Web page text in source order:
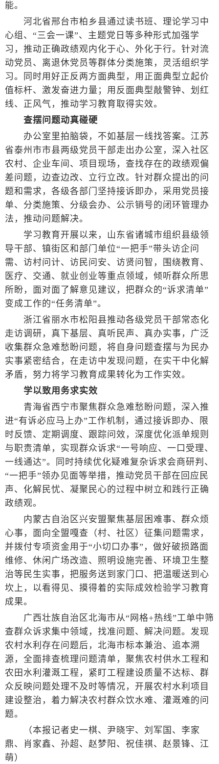
能。
河北省邢台市柏乡县通过读书班、理论学习中
心组、“三会一课”、主题党日等多种形式加强学
习，推动正确政绩观内化于心、外化于行。针对流
动党员、离退休党员等群体分类施策，灵活组织学
习。同时用好正反两方面典型，用正面典型立起价
值标杆、激发奋进力量；用反面典型敲警钟、划红
线、正风气，推动学习教育取得实效。
查摆问题动真碰硬
办公室里拍脑袋，不如基层一线找答案。江苏
省泰州市市县两级党员干部走出办公室，深入社区
农村、企业车间、项目现场，查找存在的政绩观偏
差问题，边查边改、立行立改。针对群众提出的问
题和需求，各级各部门坚持接诉即办，采用党员接
单、分类施策、分级会办、公示销号的闭环管理办
法，推动问题解决。
学习教育开展以来，山东省诸城市组织县级领
导干部、镇街区和部门单位“一把手”带头访企问
需、访村问计、访民问安、访贤问智，围绕教育、
医疗、交通、就业创业等重点领域，倾听群众所思
所盼，面对面了解意见建议，把群众的“诉求清单”
变成工作的“任务清单”。
浙江省丽水市松阳县推动各级党员干部常态化
走访调研，真下基层、真听民声、真办实事，广泛
收集群众急难愁盼问题，将自身问题查摆与为民办
实事紧密结合，在走访中发现问题，在实干中化解
矛盾，努力将学习教育成果转化为工作实效。
学以致用务求实效
青海省西宁市聚焦群众急难愁盼问题，深入推
进“有诉必应马上办”工作机制，通过接诉即办、限
时反馈、定期调度、跟踪问效，深度优化派单规则
与职责清单，实现群众诉求“一号响应、一口受理、
一线通达”。同时持续优化疑难复杂诉求会商研判、
“一把手”领办见面等举措，推动党员干部在回应民
声、化解民忧、凝聚民心的过程中树立和践行正确
政绩观。
内蒙古自治区兴安盟聚焦基层困难事、群众烦
心事，面向全盟嘎查（村、社区）征集问题需求，
并拨付专项资金用于“小切口办事”，做好破损路面
维修、休闲广场改造、照明设施完善、环境卫生整
治等民生实事，把服务送到家门口、把温暖送到心
坎上，以看得见、摸得着的实际成效检验学习教育
成果。
广西壮族自治区北海市从“网格+热线”工单中筛
查群众诉求集中领域，找准问题、解决问题。发现
农村水利存在问题后，北海市标本兼治、追本溯
源，全面排查梳理问题清单，聚焦农村供水工程和
农田水利灌溉工程，紧盯工程建设质量不达标、群
众反映问题处理不及时等情况，开展农村水利项目
建设整治，着力解决农村群众饮水难、灌溉难的问
题。
（本报记者史一棋、尹晓宇、刘军国、李家
鼎、肖家鑫、孙超、赵梦阳、祝佳祺、赵景锋、江
萌）